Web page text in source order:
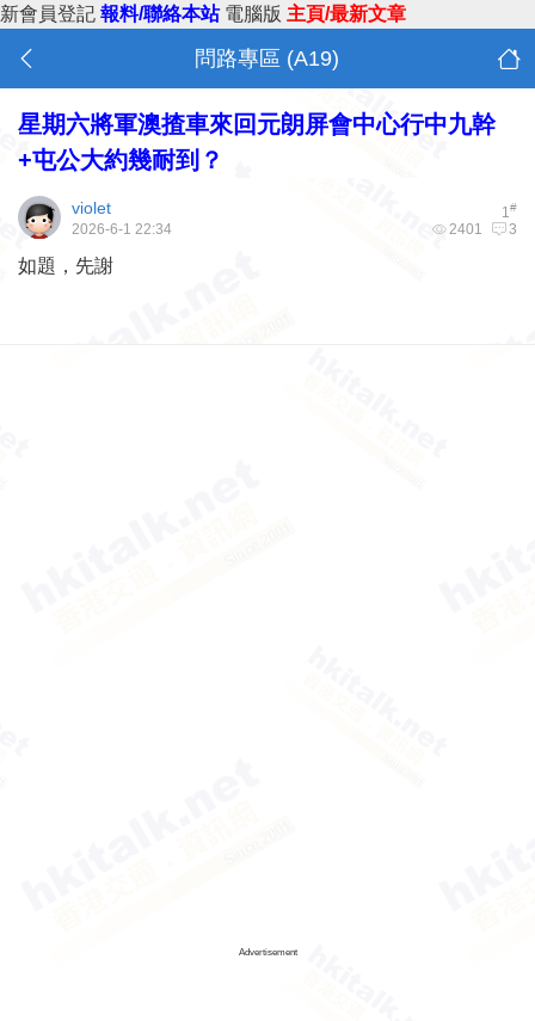
新會員登記 報料/聯絡本站 電腦版 主頁/最新文章
問路專區 (A19)
星期六將軍澳揸車來回元朗屏會中心行中九幹
+屯公大約幾耐到？
1#
violet
2401 3
2026-6-1 22:34
如題，先謝
Advertisement